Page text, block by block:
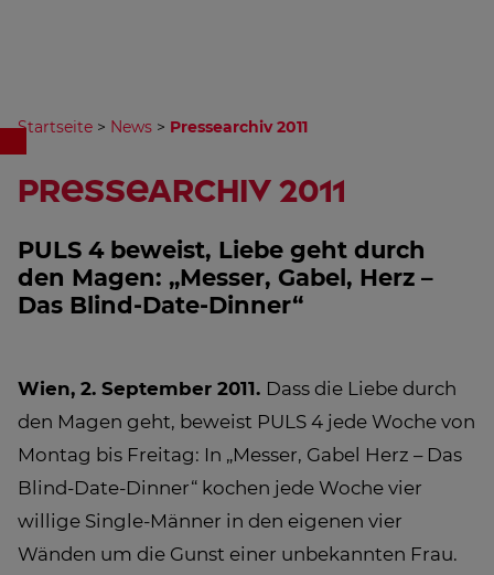
Startseite > News > Pressearchiv 2011
Pressearchiv 2011
PULS 4 beweist, Liebe geht durch
den Magen: „Messer, Gabel, Herz –
Das Blind-Date-Dinner“
Wien, 2. September 2011. Dass die Liebe durch
den Magen geht, beweist PULS 4 jede Woche von
Montag bis Freitag: In „Messer, Gabel Herz – Das
Blind-Date-Dinner“ kochen jede Woche vier
willige Single-Männer in den eigenen vier
Wänden um die Gunst einer unbekannten Frau.